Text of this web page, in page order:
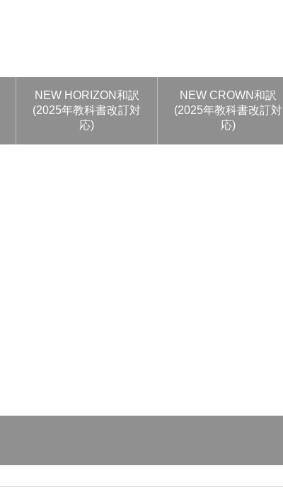
NEW HORIZON和訳
(2025年教科書改訂対
応)
NEW CROWN和訳
(2025年教科書改訂対
応)